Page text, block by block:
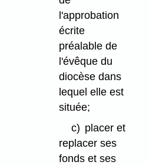
l'approbation
écrite
préalable de
l'évêque du
diocèse dans
lequel elle est
située;
c) placer et
replacer ses
fonds et ses